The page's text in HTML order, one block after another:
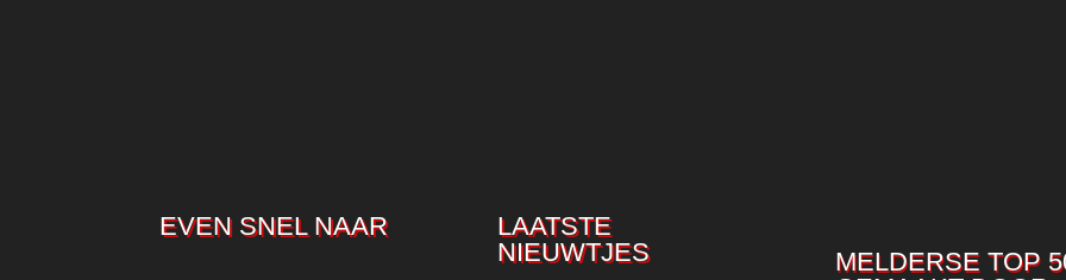
EVEN SNEL NAAR
LAATSTE
NIEUWTJES
MELDERSE TOP